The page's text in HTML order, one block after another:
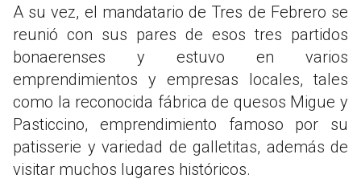
A su vez, el mandatario de Tres de Febrero se
reunió con sus pares de esos tres partidos
bonaerenses y estuvo en varios
emprendimientos y empresas locales, tales
como la reconocida fábrica de quesos Migue y
Pasticcino, emprendimiento famoso por su
patisserie y variedad de galletitas, además de
visitar muchos lugares históricos.